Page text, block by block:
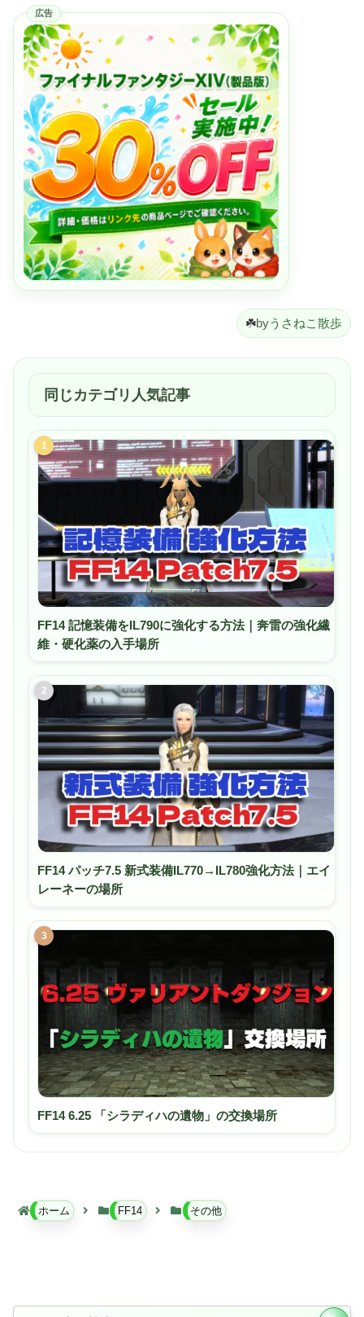
広告
☘️byうさねこ散歩
同じカテゴリ人気記事
1
FF14 記憶装備をIL790に強化する方法｜奔雷の強化繊
維・硬化薬の入手場所
2
FF14 パッチ7.5 新式装備IL770→IL780強化方法｜エイ
レーネーの場所
3
FF14 6.25 「シラディハの遺物」の交換場所
ホーム FF14 その他